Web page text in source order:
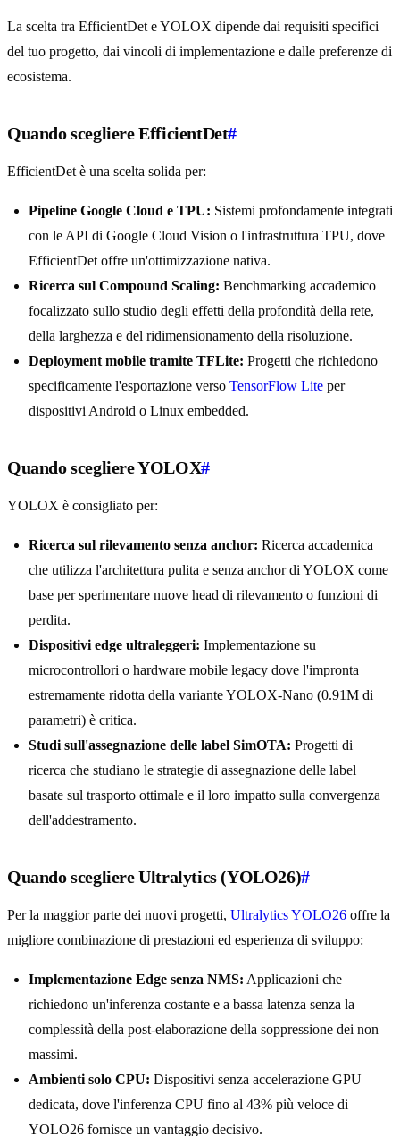
La scelta tra EfficientDet e YOLOX dipende dai requisiti specifici
del tuo progetto, dai vincoli di implementazione e dalle preferenze di
ecosistema.
Quando scegliere EfficientDet#
EfficientDet è una scelta solida per:
Pipeline Google Cloud e TPU: Sistemi profondamente integrati
con le API di Google Cloud Vision o l'infrastruttura TPU, dove
EfficientDet offre un'ottimizzazione nativa.
Ricerca sul Compound Scaling: Benchmarking accademico
focalizzato sullo studio degli effetti della profondità della rete,
della larghezza e del ridimensionamento della risoluzione.
Deployment mobile tramite TFLite: Progetti che richiedono
specificamente l'esportazione verso TensorFlow Lite per
dispositivi Android o Linux embedded.
Quando scegliere YOLOX#
YOLOX è consigliato per:
Ricerca sul rilevamento senza anchor: Ricerca accademica
che utilizza l'architettura pulita e senza anchor di YOLOX come
base per sperimentare nuove head di rilevamento o funzioni di
perdita.
Dispositivi edge ultraleggeri: Implementazione su
microcontrollori o hardware mobile legacy dove l'impronta
estremamente ridotta della variante YOLOX-Nano (0.91M di
parametri) è critica.
Studi sull'assegnazione delle label SimOTA: Progetti di
ricerca che studiano le strategie di assegnazione delle label
basate sul trasporto ottimale e il loro impatto sulla convergenza
dell'addestramento.
Quando scegliere Ultralytics (YOLO26)#
Per la maggior parte dei nuovi progetti, Ultralytics YOLO26 offre la
migliore combinazione di prestazioni ed esperienza di sviluppo:
Implementazione Edge senza NMS: Applicazioni che
richiedono un'inferenza costante e a bassa latenza senza la
complessità della post-elaborazione della soppressione dei non
massimi.
Ambienti solo CPU: Dispositivi senza accelerazione GPU
dedicata, dove l'inferenza CPU fino al 43% più veloce di
YOLO26 fornisce un vantaggio decisivo.